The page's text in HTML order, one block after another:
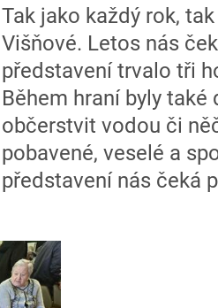
Tak jako každý rok,
Višňové. Letos nás
představení trvalo tři
Během hraní byly
občerstvit vodou či
pobavené, veselé a
představení nás čeká